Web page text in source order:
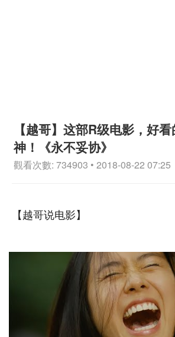
【越哥】这部R级电影，好
神！《永不妥协》
觀看次數: 734903 • 2018-08-22 07:25
【越哥说电影】